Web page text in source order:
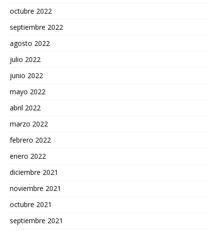
octubre 2022
septiembre 2022
agosto 2022
julio 2022
junio 2022
mayo 2022
abril 2022
marzo 2022
febrero 2022
enero 2022
diciembre 2021
noviembre 2021
octubre 2021
septiembre 2021